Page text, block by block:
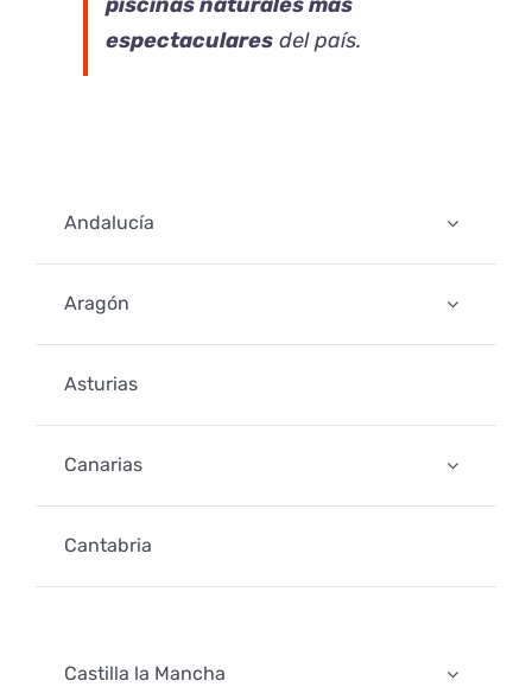
espectacularesdel país.
Andalucía
Aragón
Asturias
Canarias
Cantabria
Castilla la Mancha